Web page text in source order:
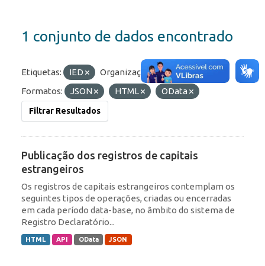
1 conjunto de dados encontrado
Etiquetas: IED Organizações:
BCB/Dstat
Formatos:
JSON HTML OData
Filtrar Resultados
Publicação dos registros de capitais
estrangeiros
Os registros de capitais estrangeiros contemplam os
seguintes tipos de operações, criadas ou encerradas
em cada período data-base, no âmbito do sistema de
Registro Declaratório...
HTML API OData JSON